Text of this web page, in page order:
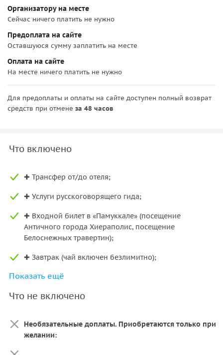
Организатору на месте
Сейчас ничего платить не нужно
Предоплата на сайте
Оставшуюся сумму заплатить на месте
Оплата на сайте
На месте ничего платить не нужно
Для предоплаты и оплаты на сайте доступен полный возврат
средств при отмене за 48 часов
Что включено
✚ Трансфер от/до отеля;
✚ Услуги русскоговорящего гида;
✚ Входной билет в «Памуккале» (посещение
Античного города Хиераполис, посещение
Белоснежных травертин);
✚ Завтрак (чай включен безлимитно);
✚ Обед (шведский стол, напитки не включены);
✚ Полет на воздушном шаре в Памуккале (45 мин - 1
Показать ещё
Что не включено
Необязательные доплаты. Приобретаются только при
желании: